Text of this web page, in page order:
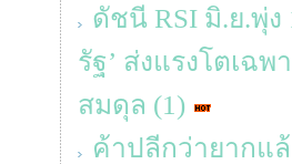
ดัชนี RSI มิ.ย.พุ่ง
รัฐ’ ส่งแรงโตเฉ
สมดุล (1)
ค้าปลีกว่ายากแล้